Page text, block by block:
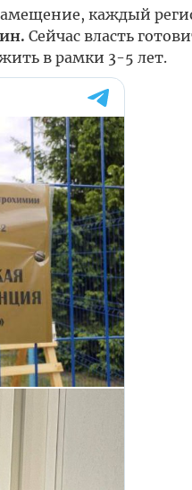
каждый
Сейчас власть
в рамки 3-5 лет.